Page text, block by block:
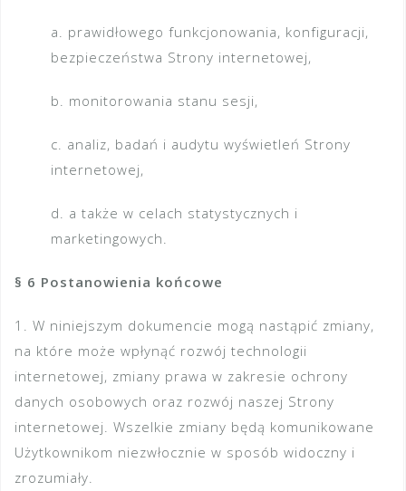
a. prawidłowego funkcjonowania, konfiguracji,
bezpieczeństwa Strony internetowej,
b. monitorowania stanu sesji,
c. analiz, badań i audytu wyświetleń Strony
internetowej,
d. a także w celach statystycznych i
marketingowych.
§ 6 Postanowienia końcowe
1. W niniejszym dokumencie mogą nastąpić zmiany,
na które może wpłynąć rozwój technologii
internetowej, zmiany prawa w zakresie ochrony
danych osobowych oraz rozwój naszej Strony
internetowej. Wszelkie zmiany będą komunikowane
Użytkownikom niezwłocznie w sposób widoczny i
zrozumiały.